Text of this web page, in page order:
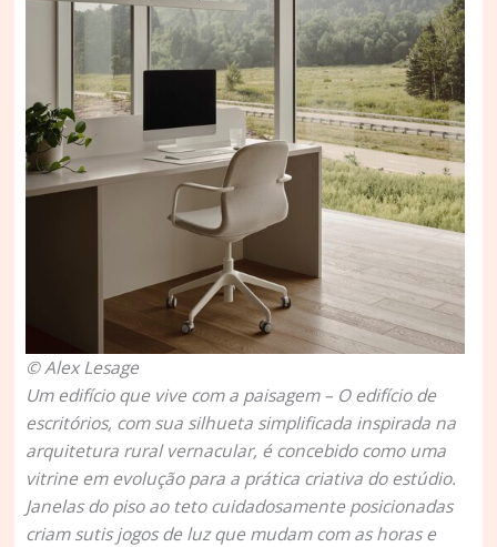
© Alex Lesage
Um edifício que vive com a paisagem – O edifício de
escritórios, com sua silhueta simplificada inspirada na
arquitetura rural vernacular, é concebido como uma
vitrine em evolução para a prática criativa do estúdio.
Janelas do piso ao teto cuidadosamente posicionadas
criam sutis jogos de luz que mudam com as horas e